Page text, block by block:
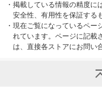
・ 掲載している情報の精度に
安全性、有用性を保証する
・ 現在ご覧になっているペー
れています。ページに記載
は、直接各ストアにお問い